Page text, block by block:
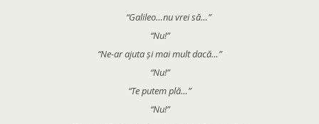
“Galileo…nu vrei să…”
“Nu!”
“Ne-ar ajuta și mai mult dacă…”
“Nu!”
“Te putem plă…”
“Nu!”